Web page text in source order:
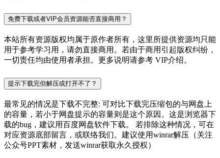
免费下载或者VIP会员资源能否直接商用？
本站所有资源版权均属于原作者所有，这里所提供资源均只能
用于参考学习用，请勿直接商用。若由于商用引起版权纠纷，
一切责任均由使用者承担。更多说明请参考 VIP介绍。
提示下载完但解压或打开不了？
最常见的情况是下载不完整: 可对比下载完压缩包的与网盘上
的容量，若小于网盘提示的容量则是这个原因。这是浏览器下
载的bug，建议用百度网盘软件下载。 若排除这种情况，可在
对应资源底部留言，或联络我们。建议使用winrar解压（关注
公众号PPT素材，发送winrar获取永久授权）